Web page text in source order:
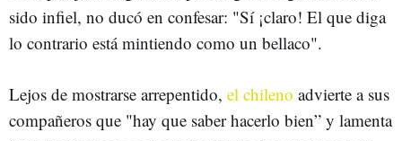
sido infiel, no ducó en confesar: "Sí ¡claro! El que diga
lo contrario está mintiendo como un bellaco".
Lejos de mostrarse arrepentido, el chileno advierte a sus
compañeros que "hay que saber hacerlo bien” y lamenta